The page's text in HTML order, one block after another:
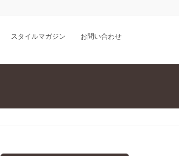
スタイルマガジン お問い合わせ